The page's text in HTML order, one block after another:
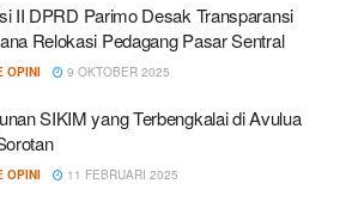
II DPRD Parimo Desak Transparansi
Relokasi Pedagang Pasar Sentral
OPINI 9 OKTOBER 2025
SIKIM yang Terbengkalai di Avulua
OPINI 11 FEBRUARI 2025